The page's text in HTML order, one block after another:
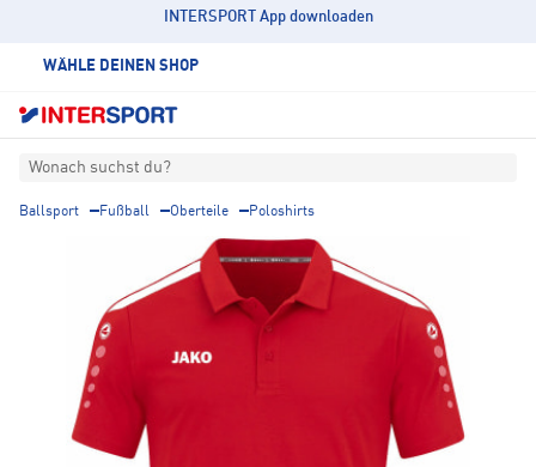
INTERSPORT App downloaden
WÄHLE DEINEN SHOP
Wonach suchst du?
Ballsport Fußball Oberteile Poloshirts